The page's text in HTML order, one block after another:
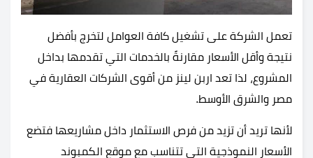
تعمل الشركة على تشغيل كافة العوامل لتخرج بأفضل
نتيجة وأقل الأسعار مقارنةً بالخدمات التي تقدمها بداخل
المشروع، لذا تعد اربن لينز من أقوى الشركات العقارية في
مصر والشرق الأوسط.
لأنها تريد أن تزيد من فرص الاستثمار داخل مشاريعها فتضع
الأسعار النموذجية التي تتناسب مع موقع الكمبوند